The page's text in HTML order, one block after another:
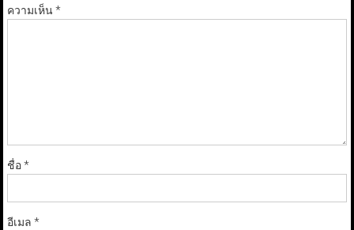
ความเห็น*
ชื่อ*
อีเมล *